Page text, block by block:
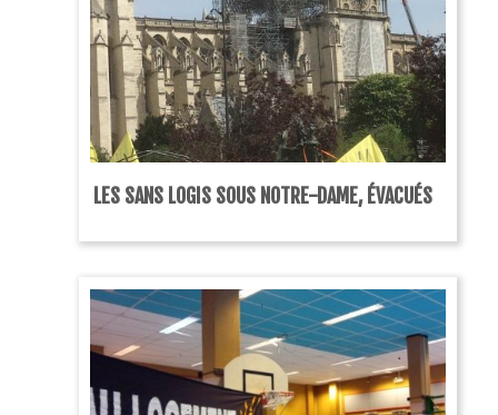
LES SANS LOGIS SOUS NOTRE-DAME, ÉVACUÉS